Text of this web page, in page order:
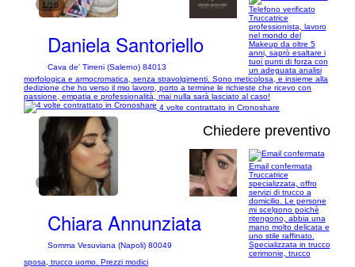
1/10
Daniela Santoriello
Cava de' Tirreni (Salerno) 84013
Telefono verificato
Truccatrice
professionista, lavoro
nel mondo del
Makeup da oltre 5
anni, saprò esaltare i
tuoi punti di forza con
un adeguata analisi
morfologica e armocromatica, senza stravolgimenti. Sono meticolosa, e insieme alla
dedizione che ho verso il mio lavoro, porto a termine le richieste che ricevo con
passione, empatia e professionalità, mai nulla sarà lasciato al caso!
4 volte contrattato in Cronoshare
Chiedere preventivo
Chiara Annunziata
Somma Vesuviana (Napoli) 80049
Email confermata
Truccatrice
specializzata, offro
servizi di trucco a
domicilio. Le persone
mi scelgono poichè
ritengono, abbia una
mano molto delicata e
uno stile raffinato.
Specializzata in trucco
cerimonie, trucco
sposa, trucco uomo. Prezzi modici